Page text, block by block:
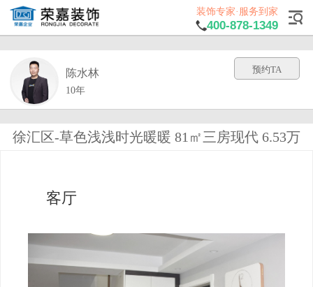
装饰专家·服务到家
400-878-1349
陈水林
10年
预约TA
徐汇区-草色浅浅时光暖暖 81㎡三房现代 6.53万
客厅